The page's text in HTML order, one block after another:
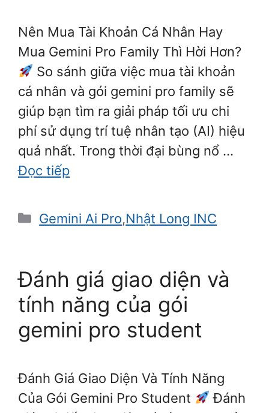
Nên Mua Tài Khoản Cá Nhân Hay
Mua Gemini Pro Family Thì Hời Hơn?
So sánh giữa việc mua tài khoản
cá nhân và gói gemini pro family sẽ
giúp bạn tìm ra giải pháp tối ưu chi
phí sử dụng trí tuệ nhân tạo (AI) hiệu
quả nhất. Trong thời đại bùng nổ …
Đọc tiếp
Danh
Gemini Ai Pro,Nhật Long INC
Đánh giá giao diện và
tính năng của gói
gemini pro student
Đánh Giá Giao Diện Và Tính Năng
Của Gói Gemini Pro Student
Đánh